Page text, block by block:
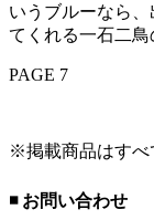
いうブルーなら
てくれる一石二
PAGE 7
※掲載商品はすべ
◾️ お問い合わせ